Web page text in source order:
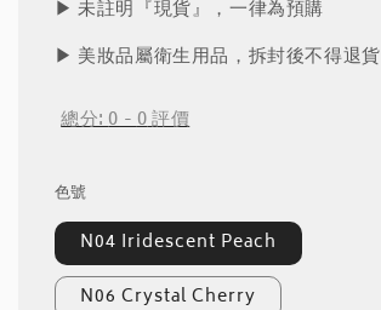
▶︎ 未註明『現貨』，一律為預購
▶︎ 美妝品屬衛生用品，拆封後不得退貨
總分:0-0評價
色號
N04 Iridescent Peach
N06 Crystal Cherry